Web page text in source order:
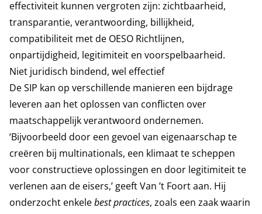
effectiviteit kunnen vergroten zijn: zichtbaarheid,
transparantie, verantwoording, billijkheid,
compatibiliteit met de OESO Richtlijnen,
onpartijdigheid, legitimiteit en voorspelbaarheid.
Niet juridisch bindend, wel effectief
De SIP kan op verschillende manieren een bijdrage
leveren aan het oplossen van conflicten over
maatschappelijk verantwoord ondernemen.
‘Bijvoorbeeld door een gevoel van eigenaarschap te
creëren bij multinationals, een klimaat te scheppen
voor constructieve oplossingen en door legitimiteit te
verlenen aan de eisers,’ geeft Van ’t Foort aan. Hij
onderzocht enkelebest practices, zoals een zaak waarin